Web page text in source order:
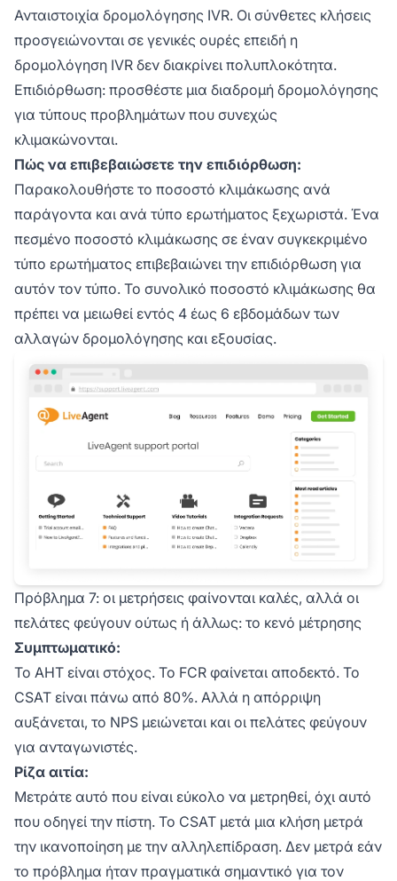
Ανταιστοιχία δρομολόγησης IVR. Οι σύνθετες κλήσεις
προσγειώνονται σε γενικές ουρές επειδή η
δρομολόγηση IVR δεν διακρίνει πολυπλοκότητα.
Επιδιόρθωση: προσθέστε μια διαδρομή δρομολόγησης
για τύπους προβλημάτων που συνεχώς
κλιμακώνονται.
Πώς να επιβεβαιώσετε την επιδιόρθωση:
Παρακολουθήστε το ποσοστό κλιμάκωσης ανά
παράγοντα και ανά τύπο ερωτήματος ξεχωριστά. Ένα
πεσμένο ποσοστό κλιμάκωσης σε έναν συγκεκριμένο
τύπο ερωτήματος επιβεβαιώνει την επιδιόρθωση για
αυτόν τον τύπο. Το συνολικό ποσοστό κλιμάκωσης θα
πρέπει να μειωθεί εντός 4 έως 6 εβδομάδων των
αλλαγών δρομολόγησης και εξουσίας.
Πρόβλημα 7: οι μετρήσεις φαίνονται καλές, αλλά οι
πελάτες φεύγουν ούτως ή άλλως: το κενό μέτρησης
Συμπτωματικό:
Το AHT είναι στόχος. Το FCR φαίνεται αποδεκτό. Το
CSAT είναι πάνω από 80%. Αλλά η απόρριψη
αυξάνεται, το NPS μειώνεται και οι πελάτες φεύγουν
για ανταγωνιστές.
Ρίζα αιτία:
Μετράτε αυτό που είναι εύκολο να μετρηθεί, όχι αυτό
που οδηγεί την πίστη. Το CSAT μετά μια κλήση μετρά
την ικανοποίηση με την αλληλεπίδραση. Δεν μετρά εάν
το πρόβλημα ήταν πραγματικά σημαντικό για τον